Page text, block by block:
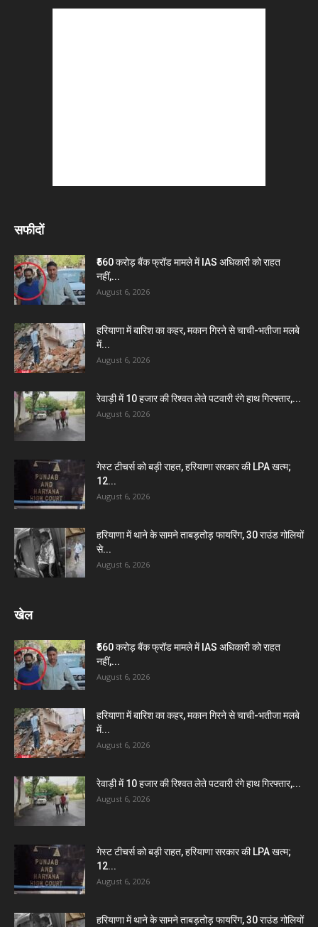
सफीदों
₹560 करोड़ बैंक फ्रॉड मामले में IAS अधिकारी को राहत
नहीं,...
August 6, 2026
हरियाणा में बारिश का कहर, मकान गिरने से चाची-भतीजा मलबे
में...
August 6, 2026
रेवाड़ी में 10 हजार की रिश्वत लेते पटवारी रंगे हाथ गिरफ्तार,...
August 6, 2026
गेस्ट टीचर्स को बड़ी राहत, हरियाणा सरकार की LPA खत्म;
12...
August 6, 2026
हरियाणा में थाने के सामने ताबड़तोड़ फायरिंग, 30 राउंड गोलियों
से...
August 6, 2026
खेल
₹560 करोड़ बैंक फ्रॉड मामले में IAS अधिकारी को राहत
नहीं,...
August 6, 2026
हरियाणा में बारिश का कहर, मकान गिरने से चाची-भतीजा मलबे
में...
August 6, 2026
रेवाड़ी में 10 हजार की रिश्वत लेते पटवारी रंगे हाथ गिरफ्तार,...
August 6, 2026
गेस्ट टीचर्स को बड़ी राहत, हरियाणा सरकार की LPA खत्म;
12...
August 6, 2026
हरियाणा में थाने के सामने ताबड़तोड़ फायरिंग, 30 राउंड गोलियों